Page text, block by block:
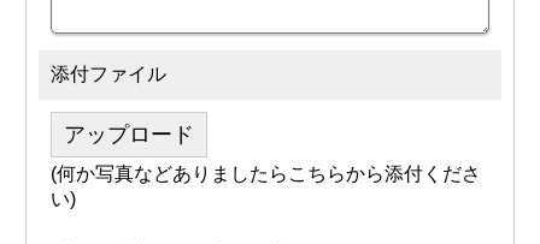
添付ファイル
アップロード
(何か写真などありましたらこちらから添付くださ
い)